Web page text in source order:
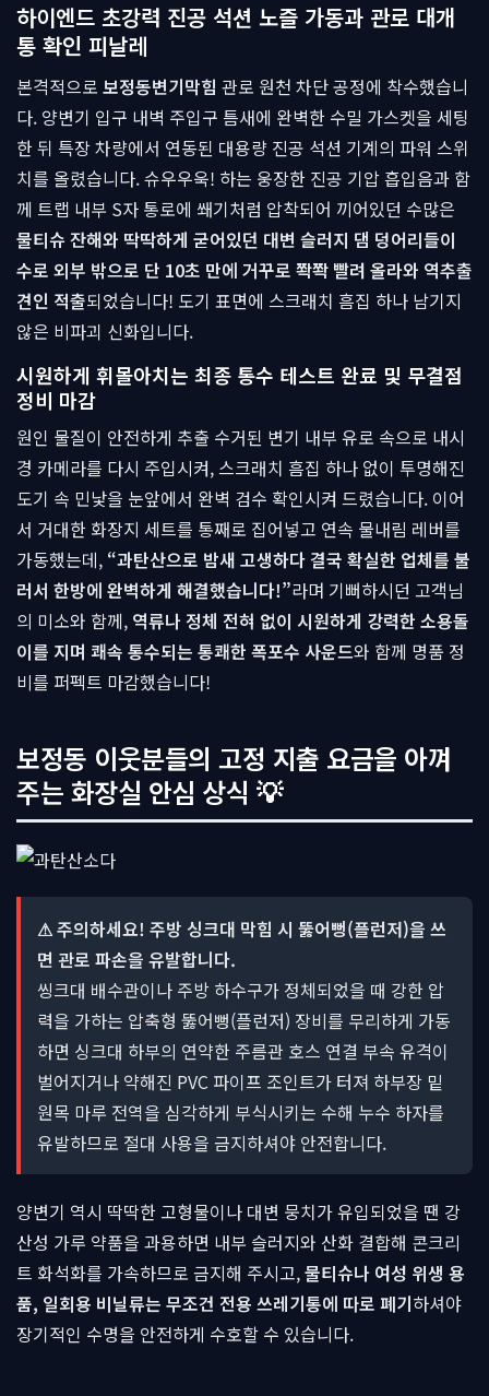
하이엔드 초강력 진공 석션 노즐 가동과 관로 대개
통 확인 피날레
본격적으로 보정동변기막힘 관로 원천 차단 공정에 착수했습니
다. 양변기 입구 내벽 주입구 틈새에 완벽한 수밀 가스켓을 세팅
한 뒤 특장 차량에서 연동된 대용량 진공 석션 기계의 파워 스위
치를 올렸습니다. 슈우우욱! 하는 웅장한 진공 기압 흡입음과 함
께 트랩 내부 S자 통로에 쐐기처럼 압착되어 끼어있던 수많은
물티슈 잔해와 딱딱하게 굳어있던 대변 슬러지 댐 덩어리들이
수로 외부 밖으로 단 10초 만에 거꾸로 쫙쫙 빨려 올라와 역추출
견인 적출되었습니다! 도기 표면에 스크래치 흠집 하나 남기지
않은 비파괴 신화입니다.
시원하게 휘몰아치는 최종 통수 테스트 완료 및 무결점
정비 마감
원인 물질이 안전하게 추출 수거된 변기 내부 유로 속으로 내시
경 카메라를 다시 주입시켜, 스크래치 흠집 하나 없이 투명해진
도기 속 민낯을 눈앞에서 완벽 검수 확인시켜 드렸습니다. 이어
서 거대한 화장지 세트를 통째로 집어넣고 연속 물내림 레버를
가동했는데, “과탄산으로 밤새 고생하다 결국 확실한 업체를 불
러서 한방에 완벽하게 해결했습니다!”라며 기뻐하시던 고객님
의 미소와 함께, 역류나 정체 전혀 없이 시원하게 강력한 소용돌
이를 지며 쾌속 통수되는 통쾌한 폭포수 사운드와 함께 명품 정
비를 퍼펙트 마감했습니다!
보정동 이웃분들의 고정 지출 요금을 아껴
주는 화장실 안심 상식 💡
⚠ 주의하세요! 주방 싱크대 막힘 시 뚫어뻥(플런저)을 쓰
면 관로 파손을 유발합니다.
씽크대 배수관이나 주방 하수구가 정체되었을 때 강한 압
력을 가하는 압축형 뚫어뻥(플런저) 장비를 무리하게 가동
하면 싱크대 하부의 연약한 주름관 호스 연결 부속 유격이
벌어지거나 약해진 PVC 파이프 조인트가 터져 하부장 밑
원목 마루 전역을 심각하게 부식시키는 수해 누수 하자를
유발하므로 절대 사용을 금지하셔야 안전합니다.
양변기 역시 딱딱한 고형물이나 대변 뭉치가 유입되었을 땐 강
산성 가루 약품을 과용하면 내부 슬러지와 산화 결합해 콘크리
트 화석화를 가속하므로 금지해 주시고,물티슈나 여성 위생 용
품, 일회용 비닐류는 무조건 전용 쓰레기통에 따로 폐기하셔야
장기적인 수명을 안전하게 수호할 수 있습니다.